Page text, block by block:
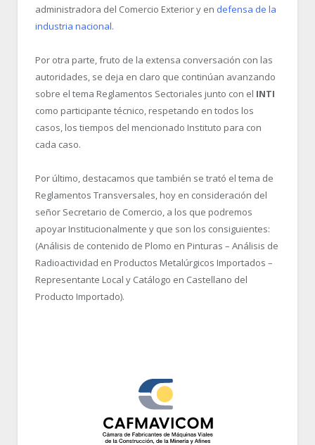
administradora del Comercio Exterior y en defensa de la
industria nacional.
Por otra parte, fruto de la extensa conversación con las
autoridades, se deja en claro que continúan avanzando
sobre el tema Reglamentos Sectoriales junto con el INTI
como participante técnico, respetando en todos los
casos, los tiempos del mencionado Instituto para con
cada caso.
Por último, destacamos que también se trató el tema de
Reglamentos Transversales, hoy en consideración del
señor Secretario de Comercio, a los que podremos
apoyar Institucionalmente y que son los consiguientes:
(Análisis de contenido de Plomo en Pinturas – Análisis de
Radioactividad en Productos Metalúrgicos Importados –
Representante Local y Catálogo en Castellano del
Producto Importado).